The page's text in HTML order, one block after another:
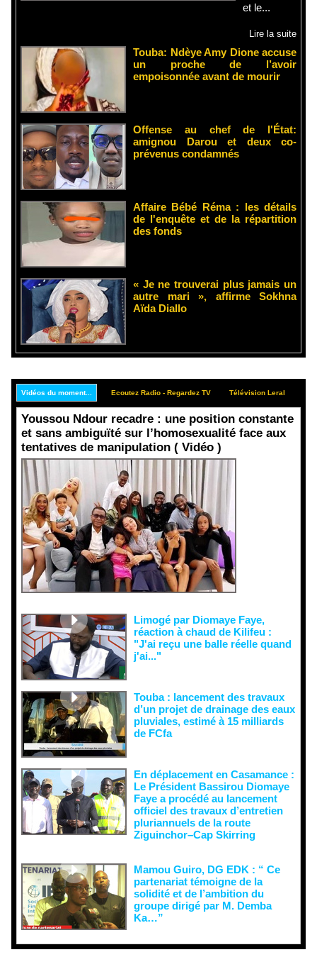
et le...
Lire la suite
Touba: Ndèye Amy Dione accuse
un proche de l’avoir
empoisonnée avant de mourir
Offense au chef de l'État:
amignou Darou et deux co-
prévenus condamnés
Affaire Bébé Réma : les détails
de l'enquête et de la répartition
des fonds
« Je ne trouverai plus jamais un
autre mari », affirme Sokhna
Aïda Diallo
Vidéos du moment... Ecoutez Radio - Regardez TV Télévision Leral
Youssou Ndour recadre : une position constante
et sans ambiguïté sur l’homosexualité face aux
tentatives de manipulation ( Vidéo )
Limogé par Diomaye Faye,
réaction à chaud de Kilifeu :
"J'ai reçu une balle réelle quand
j'ai..."
Touba : lancement des travaux
d’un projet de drainage des eaux
pluviales, estimé à 15 milliards
de FCfa ‎
En déplacement en Casamance :
Le Président Bassirou Diomaye
Faye a procédé au lancement
officiel des travaux d’entretien
pluriannuels de la route
Ziguinchor–Cap Skirring
Mamou Guiro, DG EDK : “ Ce
partenariat témoigne de la
solidité et de l’ambition du
groupe dirigé par M. Demba
Ka…”